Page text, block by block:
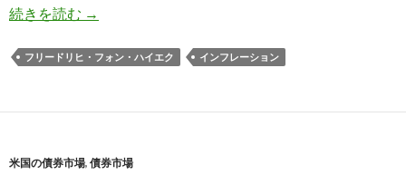
続きを読む フランスのスーパー、物価高騰を受け政府の圧
→
フリードリヒ・フォン・ハイエク インフレーション
米国の債券市場, 債券市場